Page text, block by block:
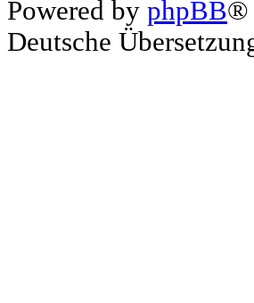
Powered by phpBB®
Deutsche